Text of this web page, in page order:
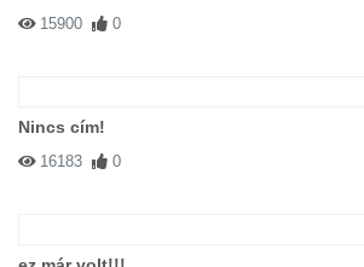
15900 0
Nincs cím!
16183 0